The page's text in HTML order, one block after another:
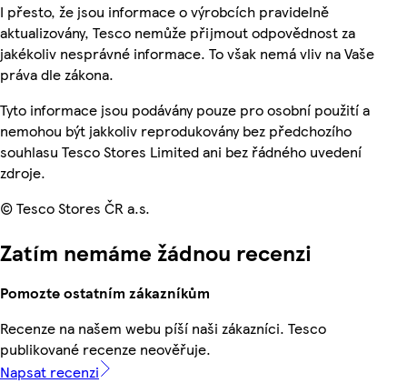
I přesto, že jsou informace o výrobcích pravidelně
aktualizovány, Tesco nemůže přijmout odpovědnost za
jakékoliv nesprávné informace. To však nemá vliv na Vaše
práva dle zákona.
Tyto informace jsou podávány pouze pro osobní použití a
nemohou být jakkoliv reprodukovány bez předchozího
souhlasu Tesco Stores Limited ani bez řádného uvedení
zdroje.
© Tesco Stores ČR a.s.
Zatím nemáme žádnou recenzi
Pomozte ostatním zákazníkům
Recenze na našem webu píší naši zákazníci. Tesco
publikované recenze neověřuje.
Napsat recenzi